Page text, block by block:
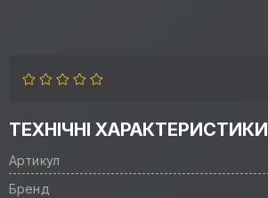
ТЕХНІЧНІ ХАРАКТЕРИСТИКИ
Артикул
Бренд